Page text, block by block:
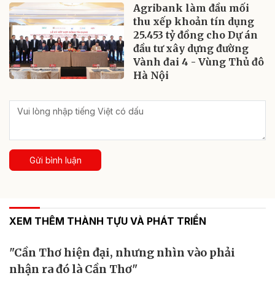
Agribank làm đầu mối
thu xếp khoản tín dụng
25.453 tỷ đồng cho Dự án
đầu tư xây dựng đường
Vành đai 4 - Vùng Thủ đô
Hà Nội
Gửi bình luận
XEM THÊM THÀNH TỰU VÀ PHÁT TRIỂN
"Cần Thơ hiện đại, nhưng nhìn vào phải
nhận ra đó là Cần Thơ"